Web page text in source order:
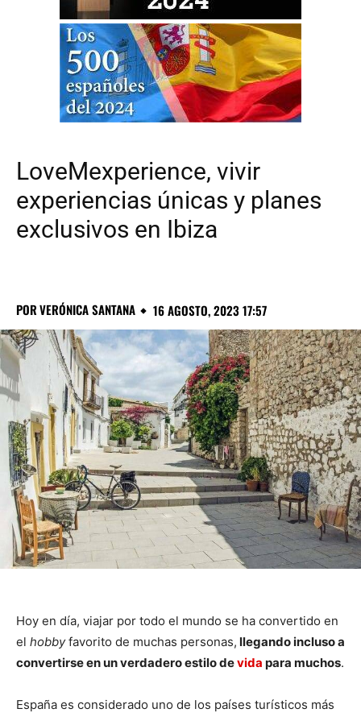
LoveMexperience, vivir
experiencias únicas y planes
exclusivos en Ibiza
PORVERÓNICA SANTANA 16 AGOSTO, 2023 17:57
Hoy en día, viajar por todo el mundo se ha convertido en
el hobbyfavorito de muchas personas, llegando incluso a
convertirse en un verdadero estilo devida para muchos.
España es considerado uno de los países turísticos más